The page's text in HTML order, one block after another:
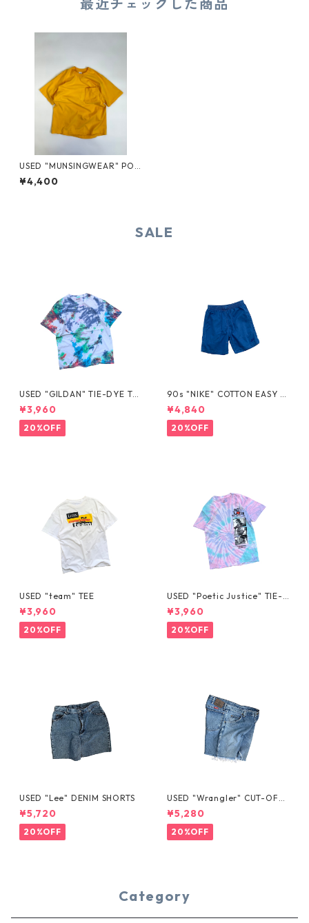
最近チェックした商品
USED "MUNSINGWEAR" POC
KET TEE
¥4,400
SALE
USED "GILDAN" TIE-DYE TE
E
¥3,960
20%OFF
90s "NIKE" COTTON EASY S
HORTS
¥4,840
20%OFF
USED "team" TEE
¥3,960
20%OFF
USED "Poetic Justice" TIE-D
YE TEE
¥3,960
20%OFF
USED "Lee" DENIM SHORTS
¥5,720
20%OFF
USED "Wrangler" CUT-OFF
DENIM SHORTS
¥5,280
20%OFF
Category